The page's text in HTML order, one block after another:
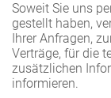
Soweit Sie uns
gestellt haben,
Ihrer Anfragen,
Verträge, für die
zusätzlichen
informieren.